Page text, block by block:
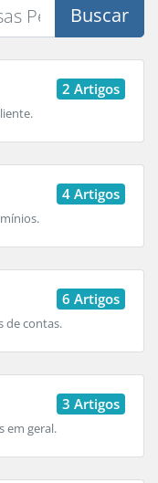
Buscar
2 Artigos
4 Artigos
6 Artigos
de contas.
3 Artigos
em geral.